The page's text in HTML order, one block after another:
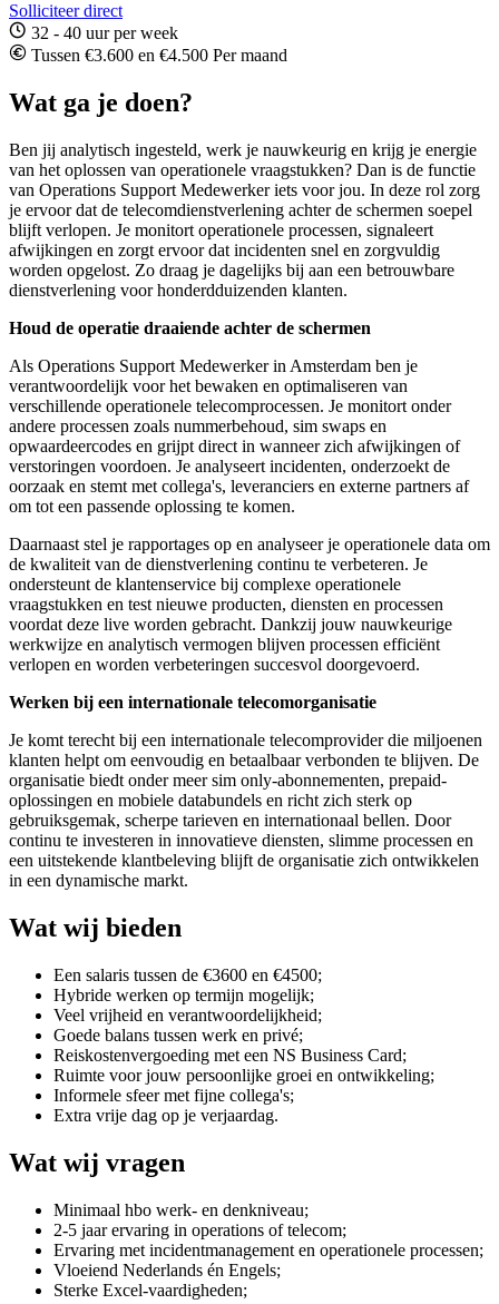
Solliciteer direct
32 - 40 uur per week
Tussen €3.600 en €4.500 Per maand
Wat ga je doen?
Ben jij analytisch ingesteld, werk je nauwkeurig en krijg je energie
van het oplossen van operationele vraagstukken? Dan is de functie
van Operations Support Medewerker iets voor jou. In deze rol zorg
je ervoor dat de telecomdienstverlening achter de schermen soepel
blijft verlopen. Je monitort operationele processen, signaleert
afwijkingen en zorgt ervoor dat incidenten snel en zorgvuldig
worden opgelost. Zo draag je dagelijks bij aan een betrouwbare
dienstverlening voor honderdduizenden klanten.
Houd de operatie draaiende achter de schermen
Als Operations Support Medewerker in Amsterdam ben je
verantwoordelijk voor het bewaken en optimaliseren van
verschillende operationele telecomprocessen. Je monitort onder
andere processen zoals nummerbehoud, sim swaps en
opwaardeercodes en grijpt direct in wanneer zich afwijkingen of
verstoringen voordoen. Je analyseert incidenten, onderzoekt de
oorzaak en stemt met collega's, leveranciers en externe partners af
om tot een passende oplossing te komen.
Daarnaast stel je rapportages op en analyseer je operationele data om
de kwaliteit van de dienstverlening continu te verbeteren. Je
ondersteunt de klantenservice bij complexe operationele
vraagstukken en test nieuwe producten, diensten en processen
voordat deze live worden gebracht. Dankzij jouw nauwkeurige
werkwijze en analytisch vermogen blijven processen efficiënt
verlopen en worden verbeteringen succesvol doorgevoerd.
Werken bij een internationale telecomorganisatie
Je komt terecht bij een internationale telecomprovider die miljoenen
klanten helpt om eenvoudig en betaalbaar verbonden te blijven. De
organisatie biedt onder meer sim only-abonnementen, prepaid-
oplossingen en mobiele databundels en richt zich sterk op
gebruiksgemak, scherpe tarieven en internationaal bellen. Door
continu te investeren in innovatieve diensten, slimme processen en
een uitstekende klantbeleving blijft de organisatie zich ontwikkelen
in een dynamische markt.
Wat wij bieden
Een salaris tussen de €3600 en €4500;
Hybride werken op termijn mogelijk;
Veel vrijheid en verantwoordelijkheid;
Goede balans tussen werk en privé;
Reiskostenvergoeding met een NS Business Card;
Ruimte voor jouw persoonlijke groei en ontwikkeling;
Informele sfeer met fijne collega's;
Extra vrije dag op je verjaardag.
Wat wij vragen
Minimaal hbo werk- en denkniveau;
2-5 jaar ervaring in operations of telecom;
Ervaring met incidentmanagement en operationele processen;
Vloeiend Nederlands én Engels;
Sterke Excel-vaardigheden;